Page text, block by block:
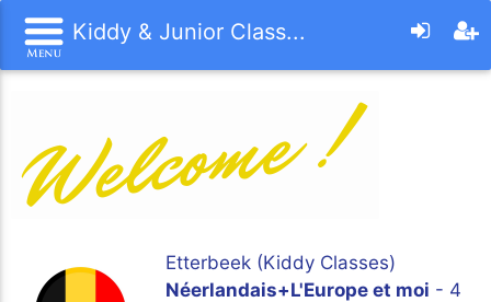
Kiddy & Junior Class...
Etterbeek (Kiddy Classes)
Néerlandais+L'Europe et moi - 4